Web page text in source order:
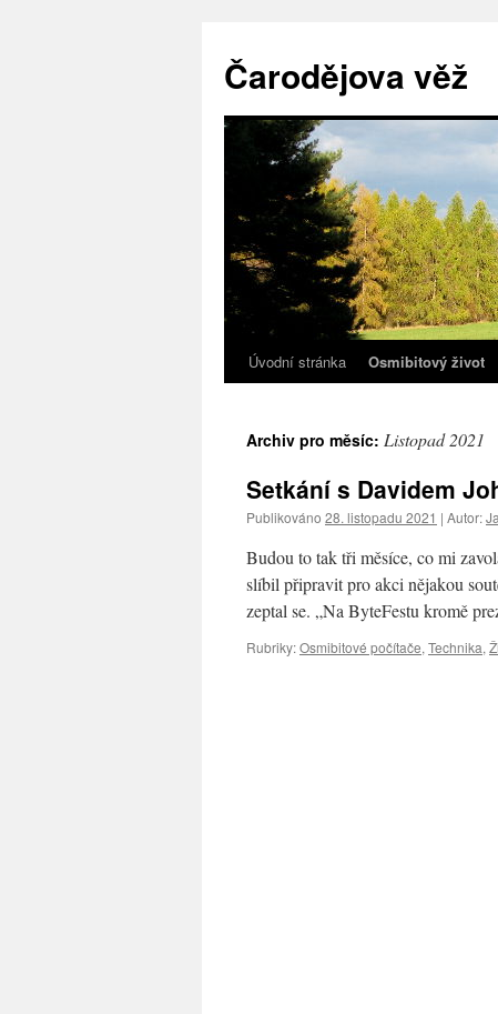
obsahu
webu
Čarodějova věž
Úvodní stránka Osmibitový život
Archiv pro měsíc: Listopad 2021
Setkání s Davidem
Publikováno 28. listopadu 2021 | Autor:
Budou to tak tři měsíce, co mi
slíbil připravit pro akci nějakou
zeptal se. „Na ByteFestu kromě
Rubriky:Osmibitové počítače, Technika,